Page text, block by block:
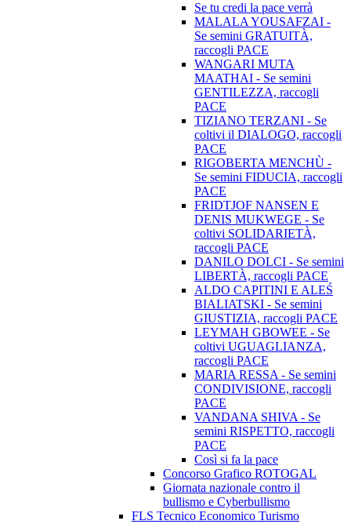
Se tu credi la pace verrà
MALALA YOUSAFZAI -
Se semini GRATUITÀ,
raccogli PACE
WANGARI MUTA
MAATHAI - Se semini
GENTILEZZA, raccogli
PACE
TIZIANO TERZANI - Se
coltivi il DIALOGO, raccogli
PACE
RIGOBERTA MENCHÙ -
Se semini FIDUCIA, raccogli
PACE
FRIDTJOF NANSEN E
DENIS MUKWEGE - Se
coltivi SOLIDARIETÀ,
raccogli PACE
DANILO DOLCI - Se semini
LIBERTÀ, raccogli PACE
ALDO CAPITINI E ALEŚ
BIALIATSKI - Se semini
GIUSTIZIA, raccogli PACE
LEYMAH GBOWEE - Se
coltivi UGUAGLIANZA,
raccogli PACE
MARIA RESSA - Se semini
CONDIVISIONE, raccogli
PACE
VANDANA SHIVA - Se
semini RISPETTO, raccogli
PACE
Così si fa la pace
Concorso Grafico ROTOGAL
Giornata nazionale contro il
bullismo e Cyberbullismo
FLS Tecnico Economico Turismo